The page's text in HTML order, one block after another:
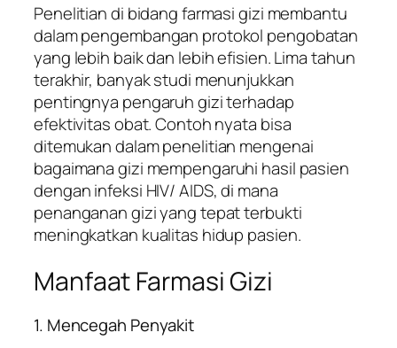
Penelitian di bidang farmasi gizi membantu
dalam pengembangan protokol pengobatan
yang lebih baik dan lebih efisien. Lima tahun
terakhir, banyak studi menunjukkan
pentingnya pengaruh gizi terhadap
efektivitas obat. Contoh nyata bisa
ditemukan dalam penelitian mengenai
bagaimana gizi mempengaruhi hasil pasien
dengan infeksi HIV/ AIDS, di mana
penanganan gizi yang tepat terbukti
meningkatkan kualitas hidup pasien.
Manfaat Farmasi Gizi
1. Mencegah Penyakit